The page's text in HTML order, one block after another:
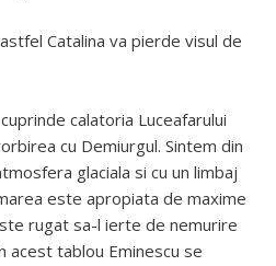
Catalina va pierde visul de
calatoria Luceafarului
cu Demiurgul. Sintem din
glaciala si cu un limbaj
este apropiata de maxime
rugat sa-l ierte de nemurire
acest tablou Eminescu se